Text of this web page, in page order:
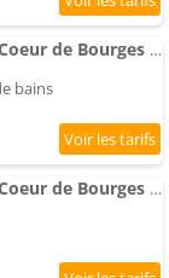
Charmant Appartement au Coeur de Bourges 24
bains
Charmant Appartement au Coeur de Bourges 25